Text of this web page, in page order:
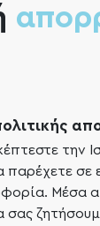
την
σε
Μέσα
σας